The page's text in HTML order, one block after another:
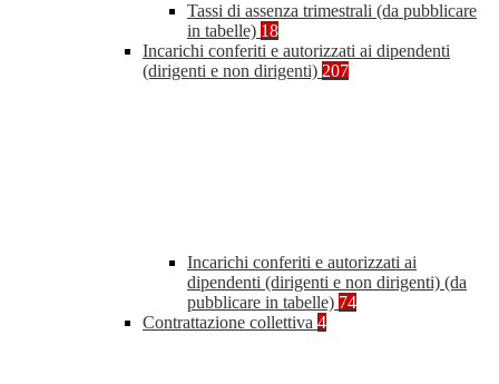
Tassi di assenza trimestrali (da pubblicare
in tabelle) 18
Incarichi conferiti e autorizzati ai dipendenti
(dirigenti e non dirigenti) 207
Incarichi conferiti e autorizzati ai
dipendenti (dirigenti e non dirigenti) (da
pubblicare in tabelle) 74
Contrattazione collettiva 4